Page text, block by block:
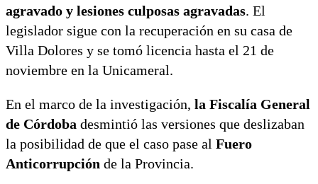
agravado y lesiones culposas agravadas. El
legislador sigue con la recuperación en su casa de
Villa Dolores y se tomó licencia hasta el 21 de
noviembre en la Unicameral.
En el marco de la investigación, la Fiscalía General
de Córdoba desmintió las versiones que deslizaban
la posibilidad de que el caso pase al Fuero
Anticorrupción de la Provincia.